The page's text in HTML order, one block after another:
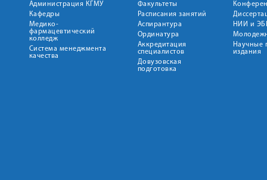
Администрация КГМУ
Кафедры
Медико-
фармацевтический
колледж
Система менеджмента
качества
Факультеты
Расписания занятий
Аспирантура
Ординатура
Аккредитация
специалистов
Довузовская
подготовка
НИИ и
Научные
издания